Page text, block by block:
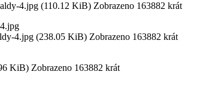
4.jpg (110.12 KiB) Zobrazeno 163882 krát
4.jpg (238.05 KiB) Zobrazeno 163882 krát
KiB) Zobrazeno 163882 krát